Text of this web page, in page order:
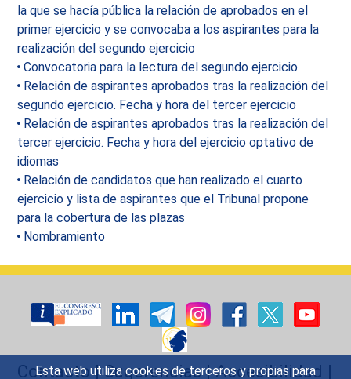
Esta web utiliza cookies de terceros y propias para
la que se hacía pública la relación de aprobados en el
primer ejercicio y se convocaba a los aspirantes para la
realización del segundo ejercicio
Convocatoria para la lectura del segundo ejercicio
Relación de aspirantes aprobados tras la realización del
segundo ejercicio. Fecha y hora del tercer ejercicio
Relación de aspirantes aprobados tras la realización del
tercer ejercicio. Fecha y hora del ejercicio optativo de
idiomas
Relación de candidatos que han realizado el cuarto
ejercicio y lista de aspirantes que el Tribunal propone
para la cobertura de las plazas
Nombramiento
Contacto|Sugerencias|Accesibilidad |